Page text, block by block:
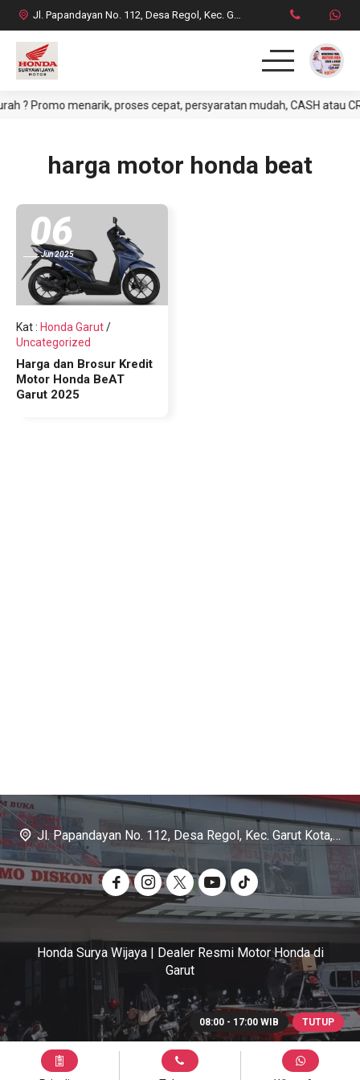
Jl. Papandayan No. 112, Desa Regol, Kec. Garut Kota, Kab. Garut
08:00 - 17:00 WIB TUTUP
HOME
BROSUR CREDIT
SYARAT CASH / CREDIT
? Promo menarik, proses cepat, persyaratan mudah, CASH atau
harga motor honda beat
06
Jun 2025
Kat: Honda Garut/
Uncategorized
Harga dan Brosur Kredit
Motor Honda BeAT
Garut 2025
Jl. Papandayan No. 112, Desa Regol, Kec. Garut Kota, Kab. Garut
Honda Surya Wijaya | Dealer Resmi Motor Honda di
Garut